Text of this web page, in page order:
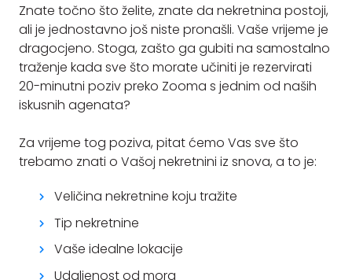
Znate točno što želite, znate da nekretnina postoji,
ali je jednostavno još niste pronašli. Vaše vrijeme je
dragocjeno. Stoga, zašto ga gubiti na samostalno
traženje kada sve što morate učiniti je rezervirati
20-minutni poziv preko Zooma s jednim od naših
iskusnih agenata?
Za vrijeme tog poziva, pitat ćemo Vas sve što
trebamo znati o Vašoj nekretnini iz snova, a to je:
Veličina nekretnine koju tražite
Tip nekretnine
Vaše idealne lokacije
Udaljenost od mora